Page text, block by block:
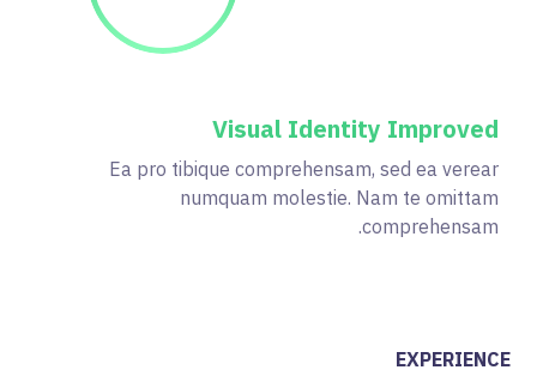
Visual Identity Improved
Ea pro tibique comprehensam, sed ea verear
numquam molestie. Nam te omittam
comprehensam.
EXPERIENCE